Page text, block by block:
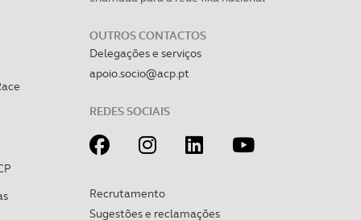
OUTROS CONTACTOS
Delegações e serviços
apoio.socio@acp.pt
REDES SOCIAIS
Recrutamento
Sugestões e reclamações